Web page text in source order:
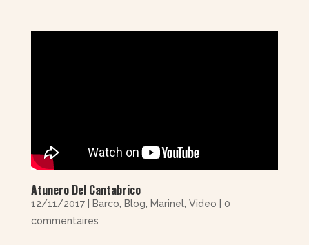
Atunero Del Cantabrico
12/11/2017| Barco Blog Marinel, Video | 0
commentaires